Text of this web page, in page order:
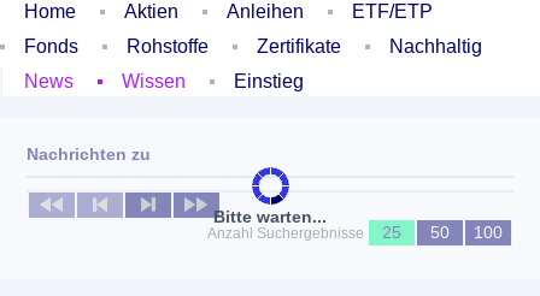
Home Aktien Anleihen
ETF/ETP
Fonds
Rohstoffe Zertifikate
Nachhaltig
News
Wissen Einstieg
Bitte warten...
Nachrichten zu
Keine News verfügbar
Anzahl Suchergebnisse
25 50 100